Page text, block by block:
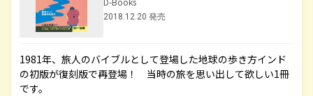
2018.12.20 発売
1981年、旅人のバイブルとして登場した地球の歩き方インド
の初版が復刻版で再登場！ 当時の旅を思い出して欲しい1冊
です。